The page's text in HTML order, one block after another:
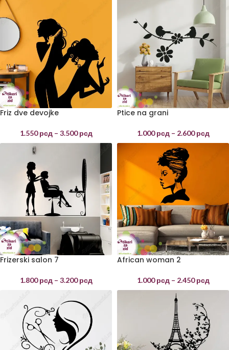
Friz dve devojke
1.550рсд – 3.500рсд
Ptice na grani
1.000рсд – 2.600рсд
Frizerski salon 7
1.800рсд – 3.200рсд
African woman 2
1.000рсд – 2.450рсд